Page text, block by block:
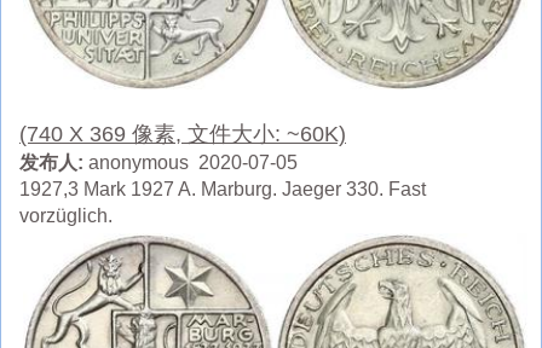
(740 X 369 像素, 文件大小: ~60K)
发布人: anonymous 2020-07-05
1927,3 Mark 1927 A. Marburg. Jaeger 330. Fast
vorzüglich.